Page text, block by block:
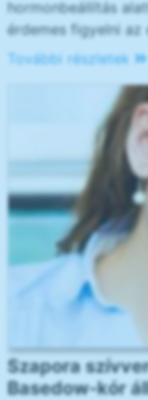
hormonbeállítás
érdemes figyelni az
További részletek
Szapora
Basedow-kór